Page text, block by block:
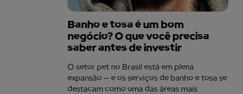
Banho e tosa é um bom
negócio? O que você precisa
saber antes de investir
O setor pet no Brasil está em plena
expansão — e os serviços de banho e tosa se
destacam como uma das áreas mais